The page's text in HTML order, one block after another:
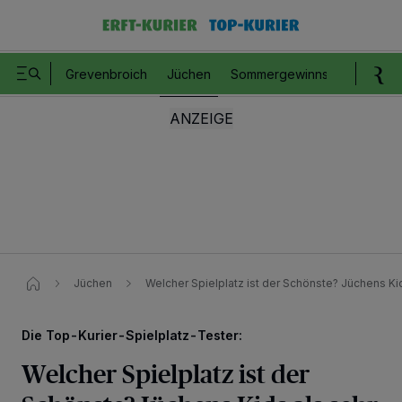
Grevenbroich Jüchen Sommergewinnspiel
Jüchen Welcher Spielplatz ist der Schönste? Jüchens
Die Top-Kurier-Spielplatz-Tester:
Welcher Spielplatz ist der